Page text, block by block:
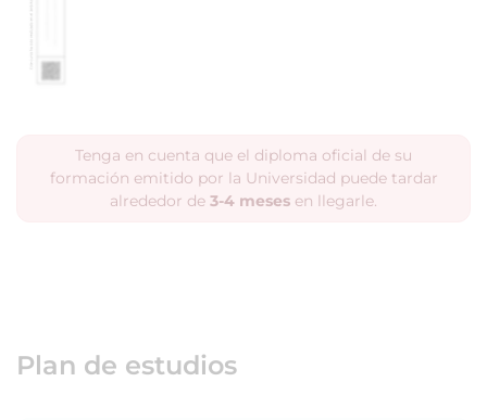
Tenga en cuenta que el diploma oficial de su
formación emitido por la Universidad puede tardar
alrededor de 3-4 meses en llegarle.
Plan de estudios